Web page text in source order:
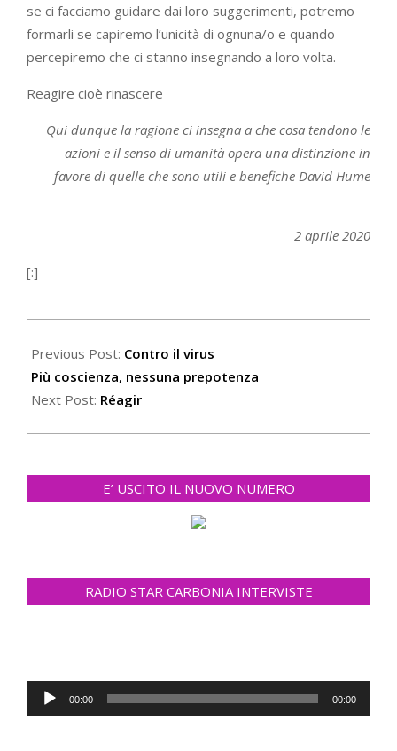
se ci facciamo guidare dai loro suggerimenti, potremo
formarli se capiremo l’unicità di ognuna/o e quando
percepiremo che ci stanno insegnando a loro volta.
Reagire cioè rinascere
Qui dunque la ragione ci insegna a che cosa tendono le
azioni e il senso di umanità opera una distinzione in
favore di quelle che sono utili e benefiche David Hume
2 aprile 2020
[:]
04-
02
Previous Post: Contro il virus
Più coscienza, nessuna prepotenza
Next Post: Réagir
E’ USCITO IL NUOVO NUMERO
RADIO STAR CARBONIA INTERVISTE
Audio
Player
00:00 00:00